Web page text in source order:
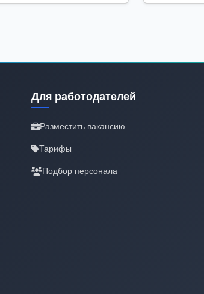
Для работодателей
Разместить вакансию
Тарифы
Подбор персонала